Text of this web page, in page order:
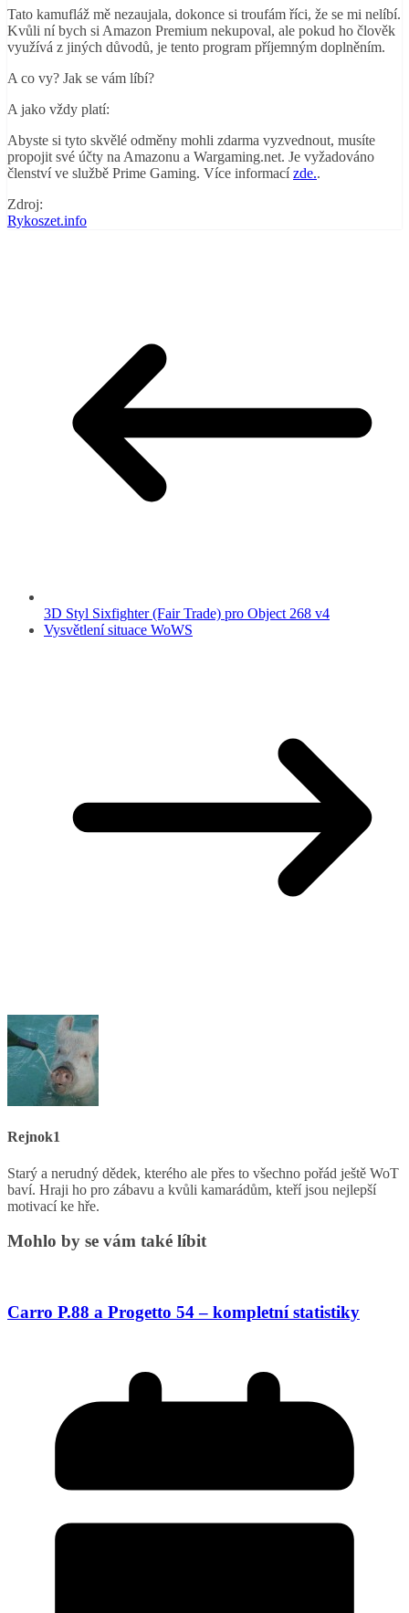
Tato kamufláž mě nezaujala, dokonce si troufám říci, že se mi nelíbí.
Kvůli ní bych si Amazon Premium nekupoval, ale pokud ho člověk
využívá z jiných důvodů, je tento program příjemným doplněním.
A co vy? Jak se vám líbí?
A jako vždy platí:
Abyste si tyto skvělé odměny mohli zdarma vyzvednout, musíte
propojit své účty na Amazonu a Wargaming.net. Je vyžadováno
členství ve službě Prime Gaming. Více informacízde..
Zdroj:
Rykoszet.info
3D Styl Sixfighter (Fair Trade) pro Object 268 v4
Vysvětlení situace WoWS
Rejnok1
Starý a nerudný dědek, kterého ale přes to všechno pořád ještě WoT
baví. Hraji ho pro zábavu a kvůli kamarádům, kteří jsou nejlepší
motivací ke hře.
Mohlo by se vám také líbit
Carro P.88 a Progetto 54 – kompletní statistiky